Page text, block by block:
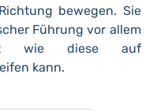
bewegen. Sie
Führung vor allem
wie diese auf
kann.